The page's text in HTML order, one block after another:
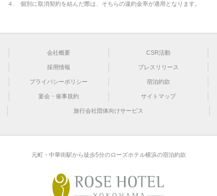
４. 個別に取消契約を結んだ際は、そちらの違約金率が適用となります。
会社概要 CSR活動
採用情報 プレスリリース
プライバシーポリシー 宿泊約款
宴会・催事規約 サイトマップ
旅行会社団体向けサービス
元町・中華街駅から徒歩5分のローズホテル横浜の宿泊約款